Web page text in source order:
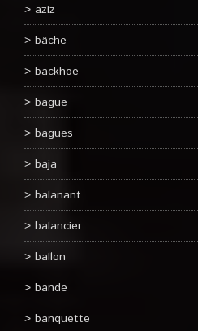
aziz
bâche
backhoe-
bague
bagues
baja
balanant
balancier
ballon
bande
banquette